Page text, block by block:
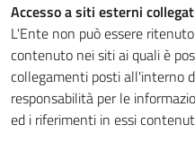
Accesso a siti esterni
L'Ente non può essere
contenuto nei siti ai quali è
collegamenti posti all'interno
responsabilità per le
ed i riferimenti in essi